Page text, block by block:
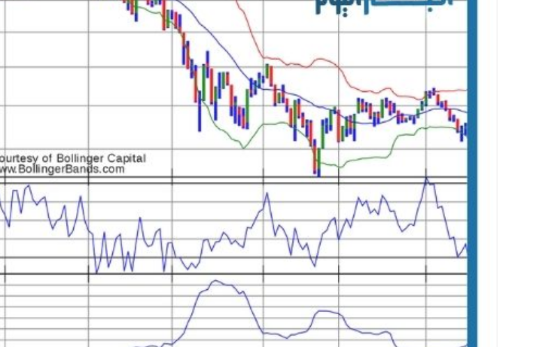
ل
ي
ا